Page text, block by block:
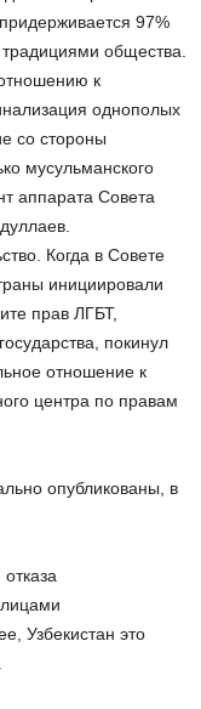
97%
общества.
к
однополых
со стороны
мусульманского
аппарата Совета
Когда в Совете
инициировали
прав ЛГБТ,
покинул
отношение к
центра по правам
опубликованы, в
Узбекистан это